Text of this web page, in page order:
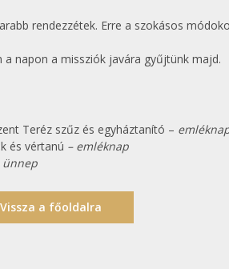
rendezzétek. Erre a szokásos
a napon a missziók javára gyűjtünk majd.
Teréz szűz és egyháztanító –
és vértanú – emléknap
ünnep
Vissza a főoldalra